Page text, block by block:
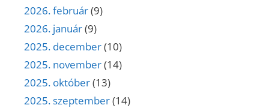
2026. február(9)
2026. január(9)
2025. december(10)
2025. november(14)
2025. október(13)
2025. szeptember(14)